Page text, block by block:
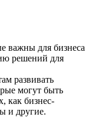
важны для бизнеса
решений для
развивать
могут быть
как бизнес-
и другие.